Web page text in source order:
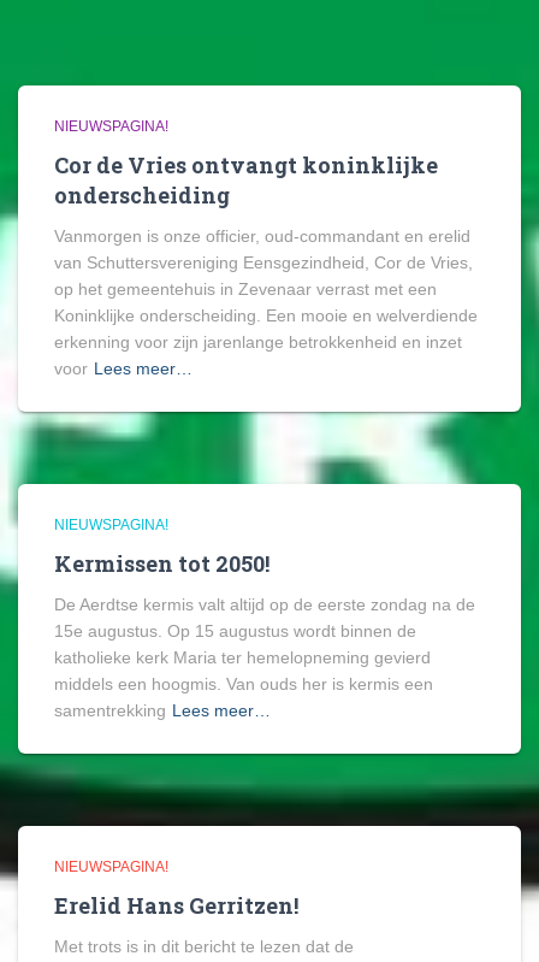
NIEUWSPAGINA!
Cor de Vries ontvangt koninklijke
onderscheiding
Vanmorgen is onze officier, oud-commandant en erelid
van Schuttersvereniging Eensgezindheid, Cor de Vries,
op het gemeentehuis in Zevenaar verrast met een
Koninklijke onderscheiding. Een mooie en welverdiende
erkenning voor zijn jarenlange betrokkenheid en inzet
voor Lees meer…
NIEUWSPAGINA!
Kermissen tot 2050!
De Aerdtse kermis valt altijd op de eerste zondag na de
15e augustus. Op 15 augustus wordt binnen de
katholieke kerk Maria ter hemelopneming gevierd
middels een hoogmis. Van ouds her is kermis een
samentrekking Lees meer…
NIEUWSPAGINA!
Erelid Hans Gerritzen!
Met trots is in dit bericht te lezen dat de